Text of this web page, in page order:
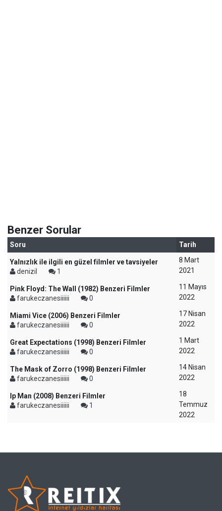
Benzer Sorular
Soru Tarih
Yalnızlık ile ilgili en güzel filmler ve tavsiyeler
denizil
1
8 Mart
2021
Pink Floyd: The Wall (1982) Benzeri Filmler
farukeczanesiiiiii
0
11 Mayıs
2022
Miami Vice (2006) Benzeri Filmler
farukeczanesiiiiii
0
17 Nisan
2022
Great Expectations (1998) Benzeri Filmler
farukeczanesiiiiii
0
1 Mart
2022
The Mask of Zorro (1998) Benzeri Filmler
farukeczanesiiiiii
0
14 Nisan
2022
Ip Man (2008) Benzeri Filmler
farukeczanesiiiiii
1
18
Temmuz
2022